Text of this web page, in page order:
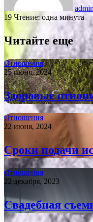
admin
19 Чтение: одна минута
Читайте еще
Отношения
25 июня, 2024
Здоровые
Отношения
22 июня, 2024
Сроки подачи
Отношения
22 декабря, 2023
Свадебная